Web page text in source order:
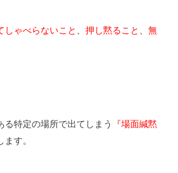
しゃべらないこと 押し黙ること
無
る特定の場所で出てしまう
『場面緘黙
す。